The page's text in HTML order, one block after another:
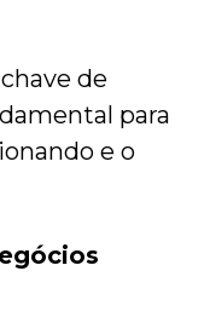
de
para
e o